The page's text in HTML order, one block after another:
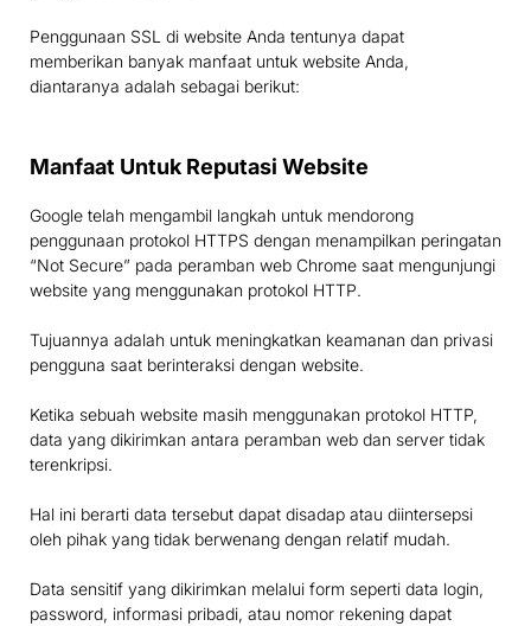
Penggunaan SSL di website Anda tentunya dapat
memberikan banyak manfaat untuk website Anda,
diantaranya adalah sebagai berikut:
Manfaat Untuk Reputasi Website
Google telah mengambil langkah untuk mendorong
penggunaan protokol HTTPS dengan menampilkan peringatan
“Not Secure” pada peramban web Chrome saat mengunjungi
website yang menggunakan protokol HTTP.
Tujuannya adalah untuk meningkatkan keamanan dan privasi
pengguna saat berinteraksi dengan website.
Ketika sebuah website masih menggunakan protokol HTTP,
data yang dikirimkan antara peramban web dan server tidak
terenkripsi.
Hal ini berarti data tersebut dapat disadap atau diintersepsi
oleh pihak yang tidak berwenang dengan relatif mudah.
Data sensitif yang dikirimkan melalui form seperti data login,
password, informasi pribadi, atau nomor rekening dapat